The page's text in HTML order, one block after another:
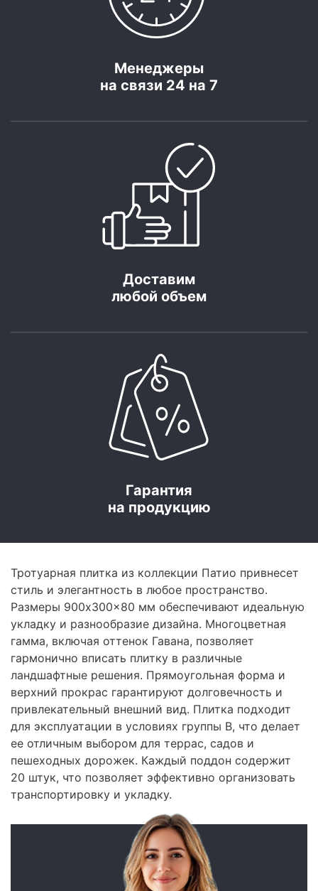
Менеджеры
на связи 24 на 7
Доставим
любой объем
Гарантия
на продукцию
Тротуарная плитка из коллекции Патио привнесет
стиль и элегантность в любое пространство.
Размеры 900x300x80 мм обеспечивают идеальную
укладку и разнообразие дизайна. Многоцветная
гамма, включая оттенок Гавана, позволяет
гармонично вписать плитку в различные
ландшафтные решения. Прямоугольная форма и
верхний прокрас гарантируют долговечность и
привлекательный внешний вид. Плитка подходит
для эксплуатации в условиях группы В, что делает
ее отличным выбором для террас, садов и
пешеходных дорожек. Каждый поддон содержит
20 штук, что позволяет эффективно организовать
транспортировку и укладку.